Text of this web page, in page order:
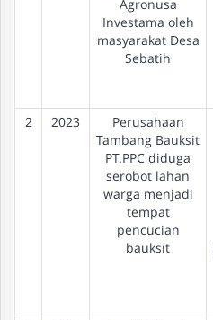
Agronusa
Investama oleh
masyarakat Desa
Sebatih
2
2023
Perusahaan
Tambang Bauksit
PT.PPC diduga
serobot lahan
warga menjadi
tempat
pencucian
bauksit